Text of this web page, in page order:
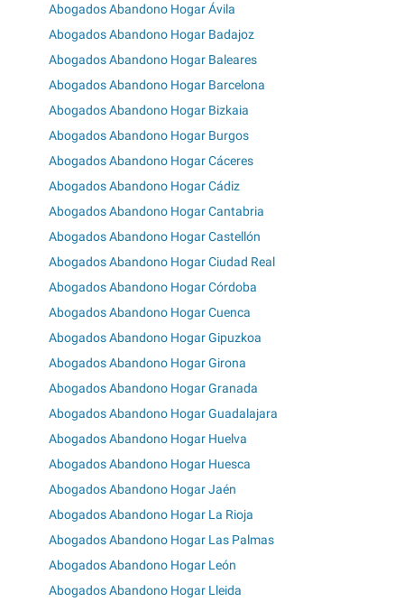
Abogados Abandono Hogar Ávila
Abogados Abandono Hogar Badajoz
Abogados Abandono Hogar Baleares
Abogados Abandono Hogar Barcelona
Abogados Abandono Hogar Bizkaia
Abogados Abandono Hogar Burgos
Abogados Abandono Hogar Cáceres
Abogados Abandono Hogar Cádiz
Abogados Abandono Hogar Cantabria
Abogados Abandono Hogar Castellón
Abogados Abandono Hogar Ciudad Real
Abogados Abandono Hogar Córdoba
Abogados Abandono Hogar Cuenca
Abogados Abandono Hogar Gipuzkoa
Abogados Abandono Hogar Girona
Abogados Abandono Hogar Granada
Abogados Abandono Hogar Guadalajara
Abogados Abandono Hogar Huelva
Abogados Abandono Hogar Huesca
Abogados Abandono Hogar Jaén
Abogados Abandono Hogar La Rioja
Abogados Abandono Hogar Las Palmas
Abogados Abandono Hogar León
Abogados Abandono Hogar Lleida